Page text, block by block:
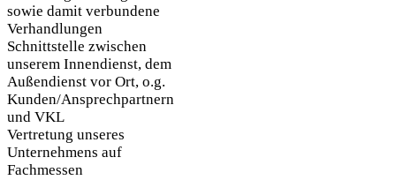
sowie damit verbundene
Verhandlungen
Schnittstelle zwischen
unserem Innendienst, dem
Außendienst vor Ort, o.g.
Kunden/Ansprechpartnern
und VKL
Vertretung unseres
Unternehmens auf
Fachmessen